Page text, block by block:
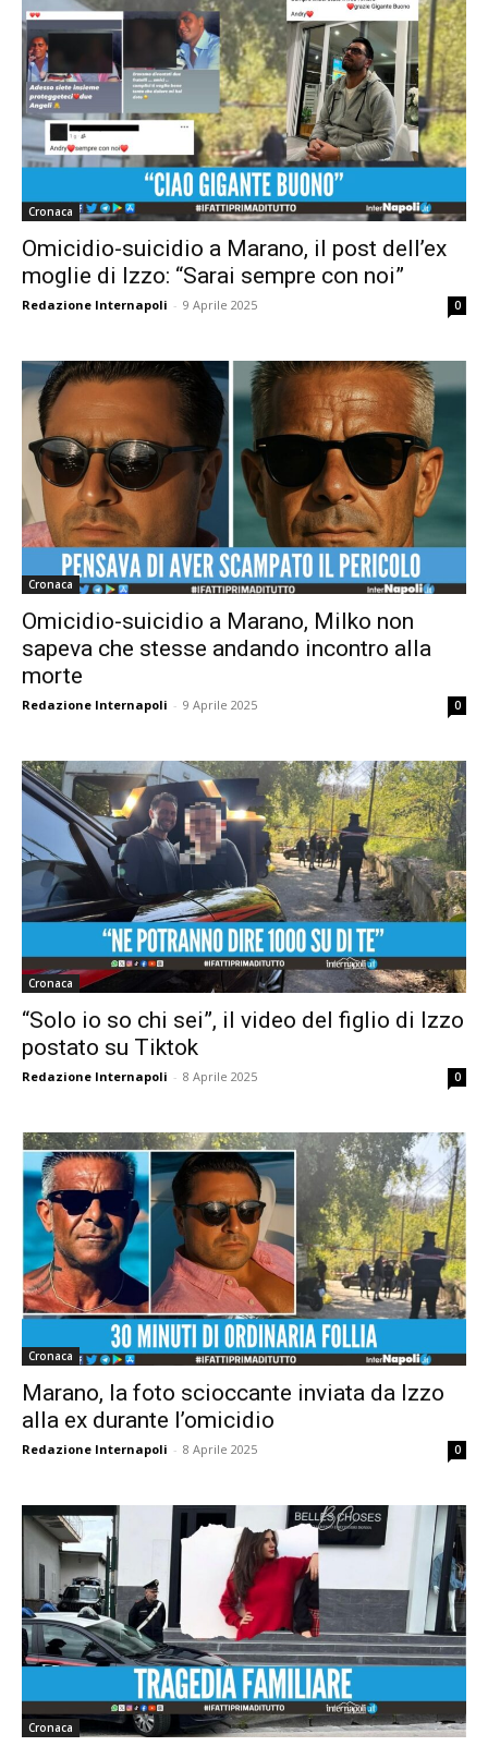
Cronaca
Omicidio-suicidio a Marano, il post dell’ex
moglie di Izzo: “Sarai sempre con noi”
Redazione Internapoli - 9 Aprile 2025 0
Cronaca
Omicidio-suicidio a Marano, Milko non
sapeva che stesse andando incontro alla
morte
Redazione Internapoli - 9 Aprile 2025 0
Cronaca
“Solo io so chi sei”, il video del figlio di Izzo
postato su Tiktok
Redazione Internapoli - 8 Aprile 2025 0
Cronaca
Marano, la foto scioccante inviata da Izzo
alla ex durante l’omicidio
Redazione Internapoli - 8 Aprile 2025 0
Cronaca